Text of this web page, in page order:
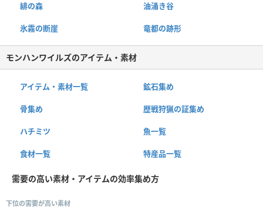
緋の森 油涌き谷
氷霧の断崖 竜都の跡形
モンハンワイルズのアイテム・素材
アイテム・素材一覧 鉱石集め
骨集め 歴戦狩猟の証集め
ハチミツ 魚一覧
食材一覧 特産品一覧
需要の高い素材・アイテムの効率集め方
下位の需要が高い素材